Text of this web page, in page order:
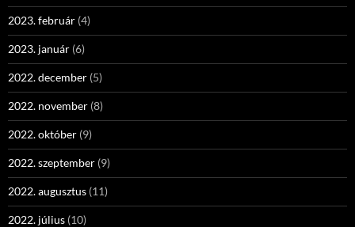
2023. február (4)
2023. január (6)
2022. december (5)
2022. november (8)
2022. október (9)
2022. szeptember (9)
2022. augusztus (11)
2022. július (10)